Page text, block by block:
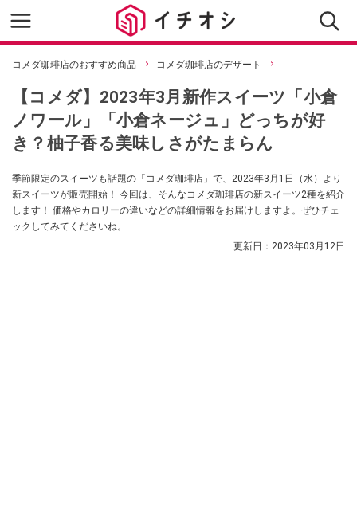
コメダ珈琲店のおすすめ商品 コメダ珈琲店のデザート
【コメダ】2023年3月新作スイーツ「小倉
ノワール」「小倉ネージュ」どっちが好
き？柚子香る美味しさがたまらん
季節限定のスイーツも話題の「コメダ珈琲店」で、2023年3月1日（水）より
新スイーツが販売開始！ 今回は、そんなコメダ珈琲店の新スイーツ2種を紹介
します！ 価格やカロリーの違いなどの詳細情報をお届けしますよ。ぜひチェ
ックしてみてくださいね。
更新日： 2023年03月12日